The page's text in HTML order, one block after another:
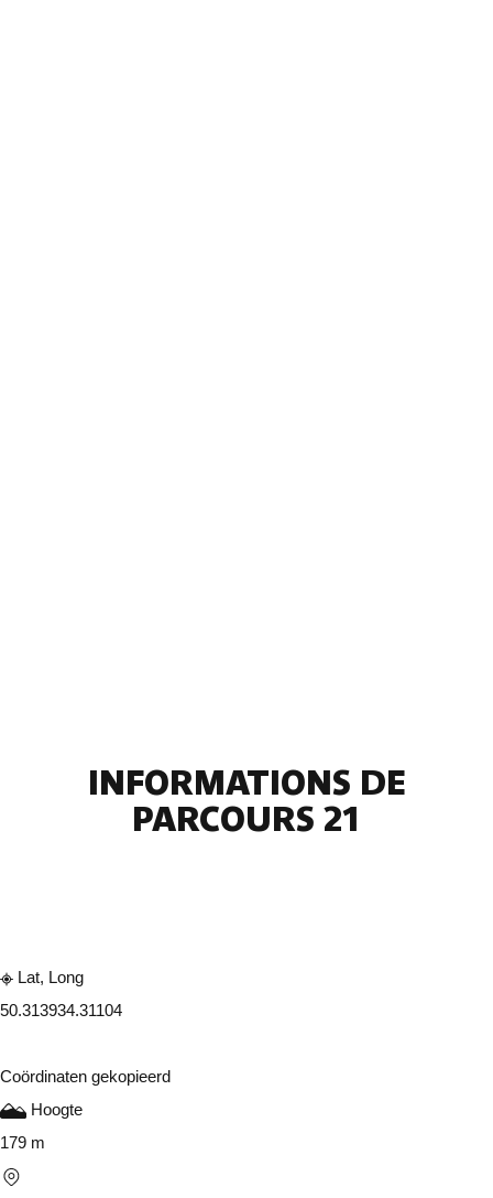
INFORMATIONS DE
PARCOURS 21
Lat, Long
50.313934.31104
Coördinaten gekopieerd
Hoogte
179 m